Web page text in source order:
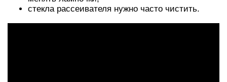
стекла рассеивателя нужно часто чистить.